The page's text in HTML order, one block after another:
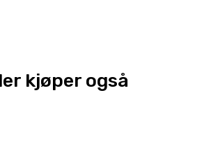
kjøper også